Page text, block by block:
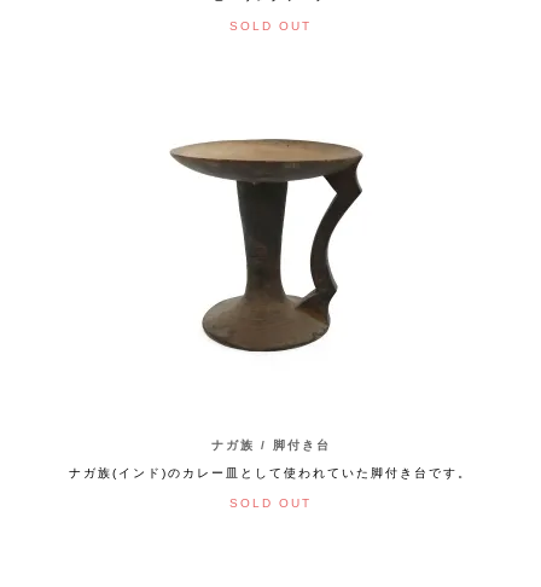
SOLD OUT
ナガ族 / 脚付き台
ナガ族(インド)のカレー皿として使われていた脚付き台です。
SOLD OUT